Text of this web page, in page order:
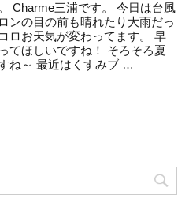
Charme三浦です。 今日は台風
ンの目の前も晴れたり大雨だっ
ロお天気が変わってます。 早
てほしいですね！ そろそろ夏
ね～ 最近はくすみブ …